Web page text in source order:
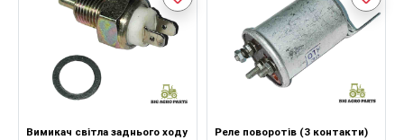
Вимикач світла заднього ходу
Реле поворотів (3 контакти)